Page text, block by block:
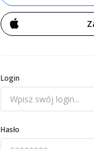
Login
Hasło